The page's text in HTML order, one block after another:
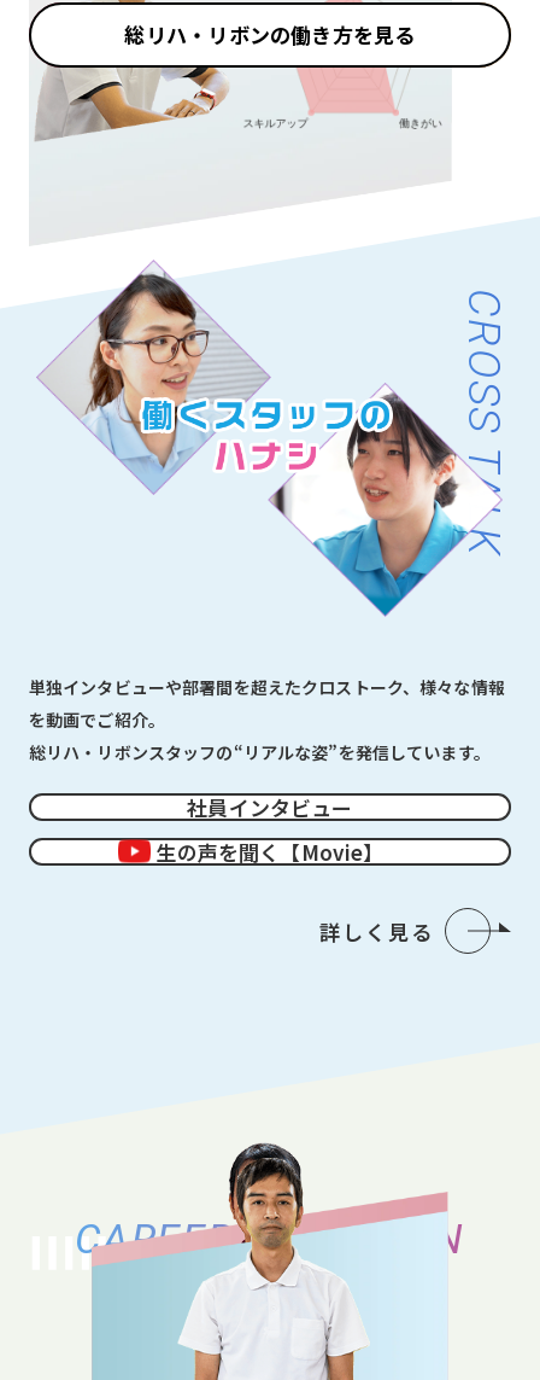
総リハ・リボンの働き方を見る
CROSS TALK
単独インタビューや部署間を超えたクロストーク、様々な情報
を動画でご紹介。
総リハ・リボンスタッフの“リアルな姿”を発信しています。
社員インタビュー
生の声を聞く【Movie】
詳しく見る
CAREER VARIATION
キャリアバリエーション
それぞれのキャリアの築き方、働き方の
バリエーションをご紹介いたします。